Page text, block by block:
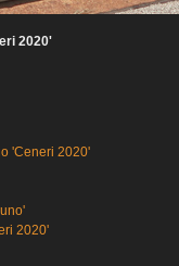
2020'
'Ceneri 2020'
2020'